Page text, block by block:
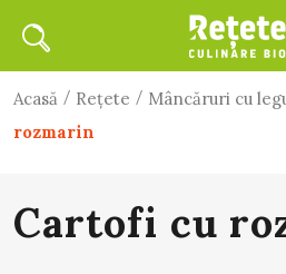
Acasă / Rețete / Mâncăruri cu
rozmarin
Cartofi cu